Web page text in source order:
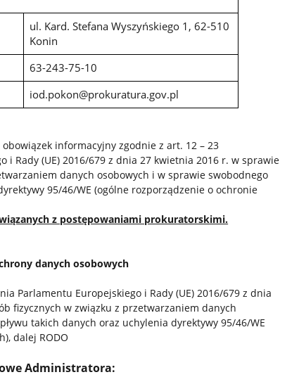
ul. Kard. Stefana Wyszyńskiego 1, 62-510
Konin
63-243-75-10
iod.pokon@prokuratura.gov.pl
informacyjny zgodnie z art. 12 – 23
i Rady (UE) 2016/679 z dnia 27 kwietnia 2016 r. w sprawie
danych osobowych i w sprawie swobodnego
95/46/WE (ogólne rozporządzenie o ochronie
z postępowaniami prokuratorskimi.
danych osobowych
Parlamentu Europejskiego i Rady (UE) 2016/679 z dnia
fizycznych w związku z przetwarzaniem danych
takich danych oraz uchylenia dyrektywy 95/46/WE
dalej RODO
Administratora: